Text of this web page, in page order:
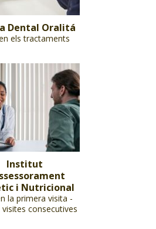
Dental Oralitá
els tractaments
Institut
i Nutricional
la primera visita -
visites consecutives